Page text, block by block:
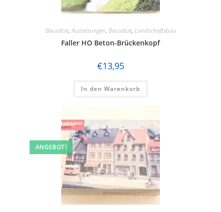
Bausätze,Austattungen, Bausätze, Landschaftsbau
Faller HO Beton-Brückenkopf
€13,95
In den Warenkorb
ANGEBOT!